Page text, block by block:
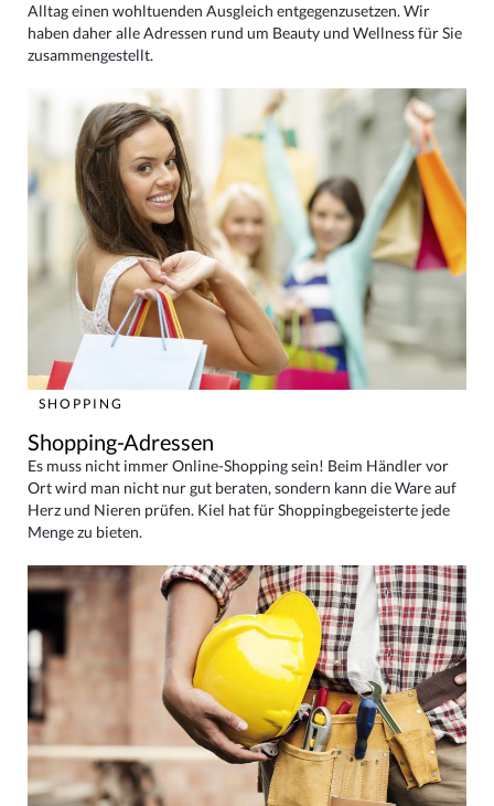
Alltag einen wohltuenden Ausgleich entgegenzusetzen. Wir
haben daher alle Adressen rund um Beauty und Wellness für Sie
zusammengestellt.
SHOPPING
Shopping-Adressen
Es muss nicht immer Online-Shopping sein! Beim Händler vor
Ort wird man nicht nur gut beraten, sondern kann die Ware auf
Herz und Nieren prüfen. Kiel hat für Shoppingbegeisterte jede
Menge zu bieten.